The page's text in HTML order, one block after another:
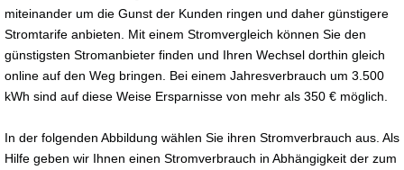
miteinander um die Gunst der Kunden ringen und daher günstigere
Stromtarife anbieten. Mit einem Stromvergleich können Sie den
günstigsten Stromanbieter finden und Ihren Wechsel dorthin gleich
online auf den Weg bringen. Bei einem Jahresverbrauch um 3.500
kWh sind auf diese Weise Ersparnisse von mehr als 350 € möglich.
In der folgenden Abbildung wählen Sie ihren Stromverbrauch aus. Als
Hilfe geben wir Ihnen einen Stromverbrauch in Abhängigkeit der zum